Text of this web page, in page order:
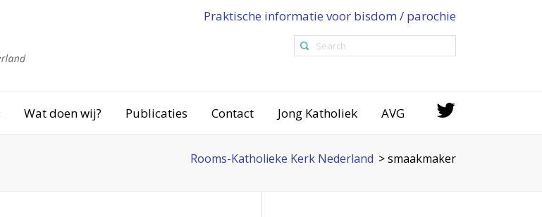
Praktische informatie voor bisdom / parochie
Wat doen wij? Publicaties Contact Jong Katholiek AVG
Rooms-Katholieke Kerk Nederland >smaakmaker